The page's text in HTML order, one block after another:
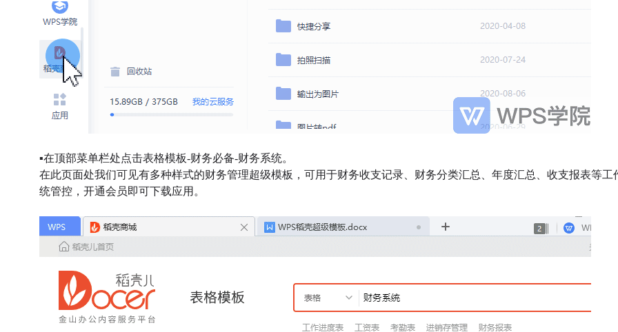
▪在顶部菜单栏处点击表格模板-财务必备-财务系统。
在此页面处我们可见有多种样式的财务管理超级模板，可用于财务收支记录、财务分类汇总、年度汇总、收支报表等工
统管控， 开通会员即可下载应用。